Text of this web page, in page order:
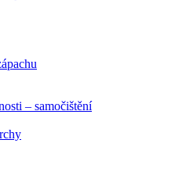
– samočištění